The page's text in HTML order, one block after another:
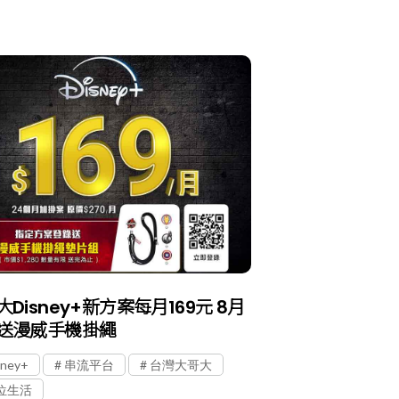
Disney+新方案每月169元 8月
漫威手機掛繩
串流平台
台灣大哥大
生活